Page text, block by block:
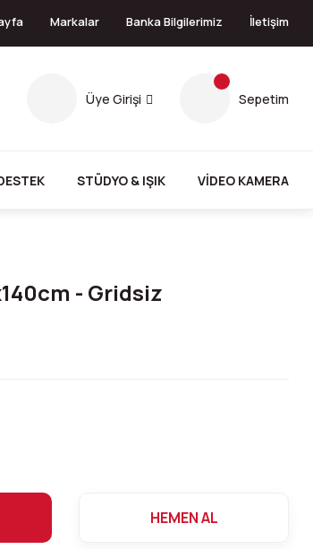
Markalar Banka Bilgilerimiz İletişim
Üye Girişi Sepetim
STÜDYO & IŞIK VİDEO KAMERA
- Gridsiz
HEMEN AL